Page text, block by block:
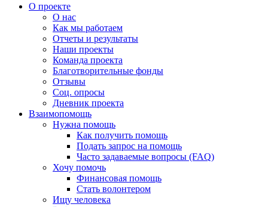
О проекте
О нас
Как мы работаем
Отчеты и результаты
Наши проекты
Команда проекта
Благотворительные фонды
Отзывы
Соц. опросы
Дневник проекта
Взаимопомощь
Нужна помощь
Как получить помощь
Подать запрос на помощь
Часто задаваемые вопросы (FAQ)
Хочу помочь
Финансовая помощь
Стать волонтером
Ищу человека